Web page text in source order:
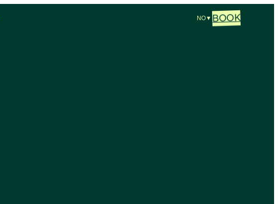
NO▼ BOOK